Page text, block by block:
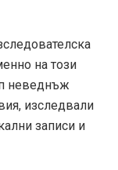
на този
неведнъж
изследвали
записи и